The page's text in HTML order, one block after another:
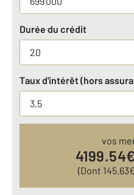
Durée du crédit
Taux d'intérêt (hors
vos
4199.54
(Dont 145.63